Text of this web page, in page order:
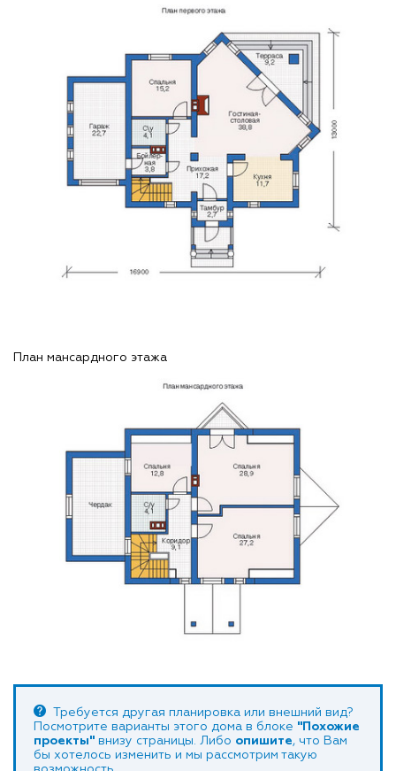
План мансардного этажа
Требуется другая планировка или внешний вид?
Посмотрите варианты этого дома в блоке "Похожие
проекты" внизу страницы. Либо опишите, что Вам
бы хотелось изменить и мы рассмотрим такую